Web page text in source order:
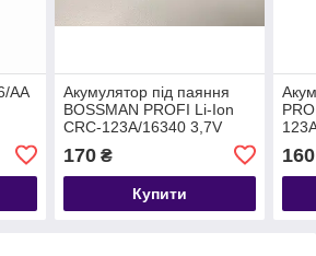
AA
Акумулятор під паяння
BOSSMAN PROFI Li-Ion
CRC-123A/16340 3,7V
170₴
Купити
160